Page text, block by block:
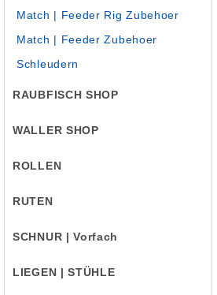
Match | Feeder Rig Zubehoer
Match | Feeder Zubehoer
Schleudern
RAUBFISCH SHOP
WALLER SHOP
ROLLEN
RUTEN
SCHNUR | Vorfach
LIEGEN | STÜHLE